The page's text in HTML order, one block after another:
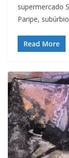
supermercado
Paripe,
Read More